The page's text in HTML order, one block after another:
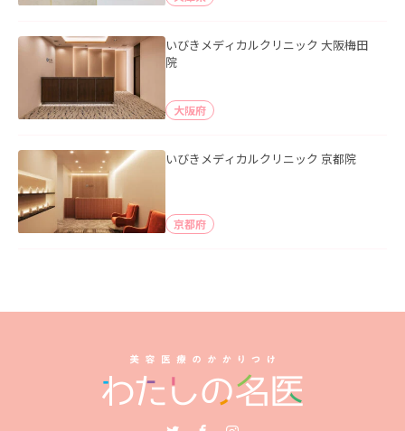
いびきメディカルクリニック 大阪梅田
院
大阪府
いびきメディカルクリニック 京都院
京都府